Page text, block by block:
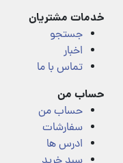
خدمات مشتریان
جستجو
اخبار
تماس با ما
حساب من
حساب من
سفارشات
ادرس ها